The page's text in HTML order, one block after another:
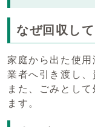
なぜ回収し
家庭から出た使
業者へ引き渡し、
また、ごみとし
ます。